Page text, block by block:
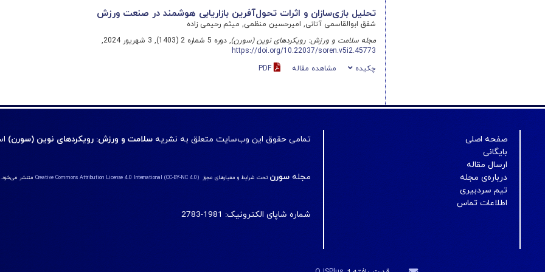
تحلیل بازی‌سازان و اثرات تحول‌آفرین بازاریابی هوشمند در صنعت ورزش
شفق ابوالقاسمی آتانی, امیرحسین منظمی, میثم رحیمی زاده
مجله سلامت و ورزش: رویکردهای نوین (سورن), دوره 5 شماره 2 (1403), 3 شهریور 2024,
https://doi.org/10.22037/soren.v5i2.45773
چکیده
مشاهده مقاله
صفحه اصلی
بایگانی
ارسال مقاله
درباره‌ی مجله
تیم سردبیری
اطلاعات تماس
تمامی حقوق این وب‌سایت متعلق به نشریه سلامت و ورزش: رویکردهای نوین (سورن)
مجلهسورن تحت شرایط و معیارهای مجوزCreative Commons Attribution License 4.0 International (CC-BY-NC 4.0) منتشر
شماره شاپای الکترونیک: 1981-2783